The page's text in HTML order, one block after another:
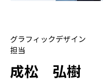
グラフィックデザイン
担当
成松 弘樹